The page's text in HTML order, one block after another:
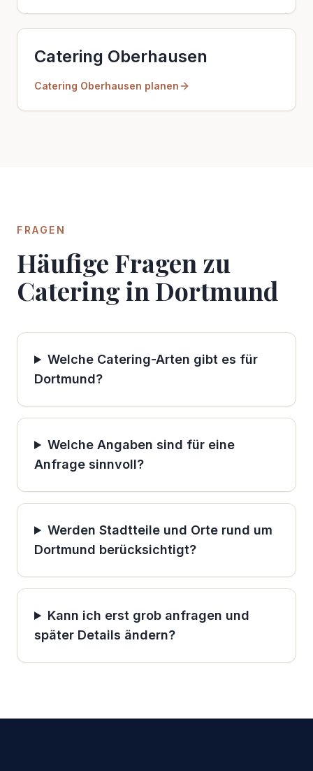
Catering Oberhausen
Catering Oberhausen planen
FRAGEN
Häufige Fragen zu
Catering in Dortmund
Welche Catering-Arten gibt es für
Dortmund?
Welche Angaben sind für eine
Anfrage sinnvoll?
Werden Stadtteile und Orte rund um
Dortmund berücksichtigt?
Kann ich erst grob anfragen und
später Details ändern?